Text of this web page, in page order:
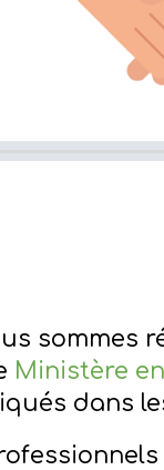
Ministère
dans